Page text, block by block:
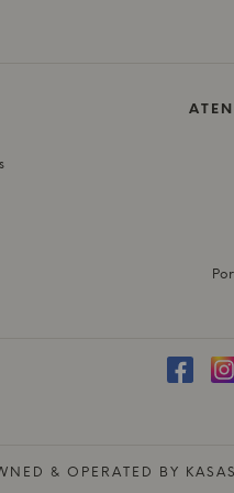
& OPERATED BY